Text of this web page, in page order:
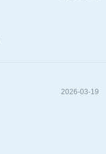
2026-03-19